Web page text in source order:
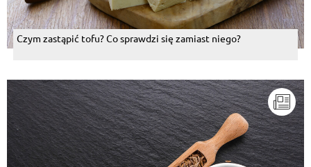
Czym zastąpić tofu? Co sprawdzi się zamiast niego?